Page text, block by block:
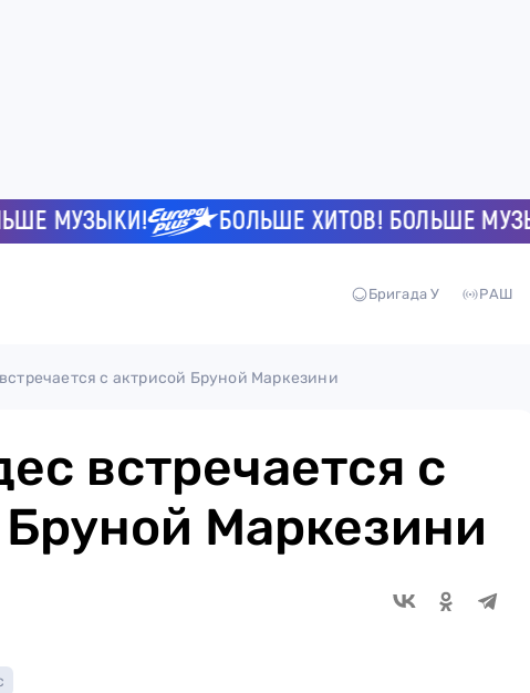
МУЗЫКИ! БОЛЬШЕ ХИТОВ! БОЛЬШЕ МУЗЫКИ!
Бригада У РАШ
с актрисой Бруной Маркезини
встречается с
Маркезини